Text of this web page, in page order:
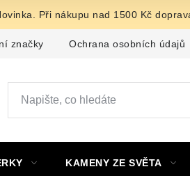
Při nákupu nad 1500 Kč
značky Ochrana osobních údajů
KAMENY ZE SVĚTA